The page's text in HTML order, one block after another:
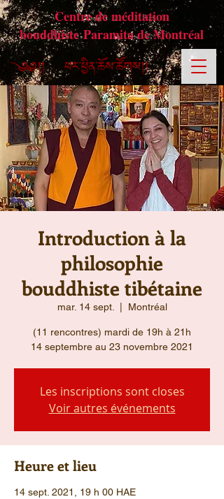
Centre de méditation
bouddhiste Paramita de Montréal
Introduction à la
philosophie
bouddhiste tibétaine
mar. 14 sept. Montréal
(11 rencontres) mardi de 19h à 21h
14 septembre au 23 novembre 2021
Les inscriptions sont closes
Voir autres événements
Heure et lieu
14 sept. 2021, 19 h 00 HAE